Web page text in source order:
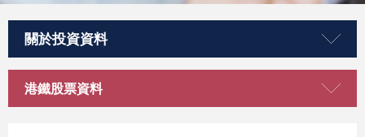
關於投資資料
港鐵股票資料